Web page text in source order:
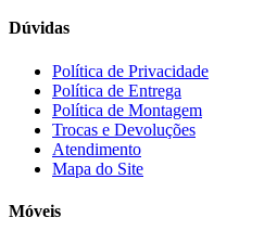
Cotherm(2)
D' Doro Móveis
Dako(23)
Demóbile(13)
Dômina
Doripel
Dúvidas
Política de Privacidade
Política de Entrega
Política de Montagem
Trocas e Devoluções
Atendimento
Mapa do Site
Móveis